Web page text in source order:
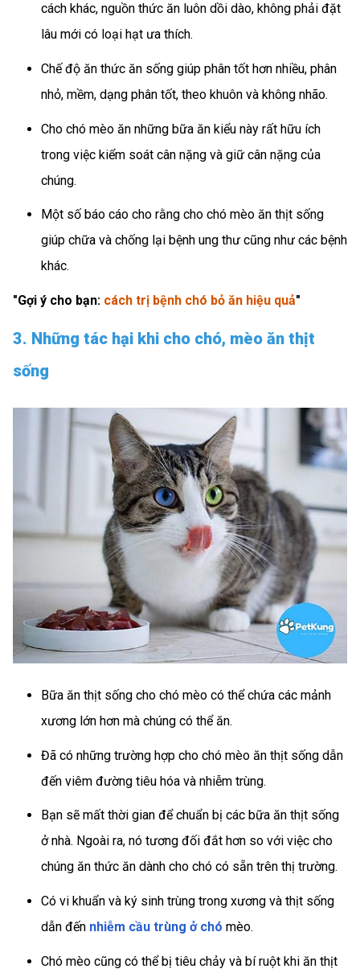
cách khác, nguồn thức ăn luôn dồi dào, không phải đặt
lâu mới có loại hạt ưa thích.
Chế độ ăn thức ăn sống giúp phân tốt hơn nhiều, phân
nhỏ, mềm, dạng phân tốt, theo khuôn và không nhão.
Cho chó mèo ăn những bữa ăn kiểu này rất hữu ích
trong việc kiểm soát cân nặng và giữ cân nặng của
chúng.
Một số báo cáo cho rằng cho chó mèo ăn thịt sống
giúp chữa và chống lại bệnh ung thư cũng như các bệnh
khác.
"Gợi ý cho bạn: cách trị bệnh chó bỏ ăn hiệu quả"
3. Những tác hại khi cho chó, mèo ăn thịt
sống
Bữa ăn thịt sống cho chó mèo có thể chứa các mảnh
xương lớn hơn mà chúng có thể ăn.
Đã có những trường hợp cho chó mèo ăn thịt sống dẫn
đến viêm đường tiêu hóa và nhiễm trùng.
Bạn sẽ mất thời gian để chuẩn bị các bữa ăn thịt sống
ở nhà. Ngoài ra, nó tương đối đắt hơn so với việc cho
chúng ăn thức ăn dành cho chó có sẵn trên thị trường.
Có vi khuẩn và ký sinh trùng trong xương và thịt sống
dẫn đến nhiễm cầu trùng ở chó mèo.
Chó mèo cũng có thể bị tiêu chảy và bí ruột khi ăn thịt